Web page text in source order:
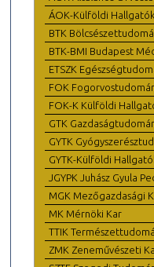
ÁOK-Külföldi
BTK
BTK-BMI Budapest
ETSZK
FOK
FOK-K Külföldi
GTK
GYTK
GYTK-Külföldi
JGYPK Juhász Gyula
MGK Mezőgazdasági
MK Mérnöki Kar
TTIK
ZMK Zeneművészeti